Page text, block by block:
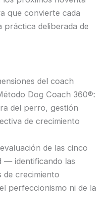
que convierte cada
deliberada de
del coach
Dog Coach 360®:
del perro, gestión
de crecimiento
de las cinco
— identificando las
de crecimiento
perfeccionismo ni de la